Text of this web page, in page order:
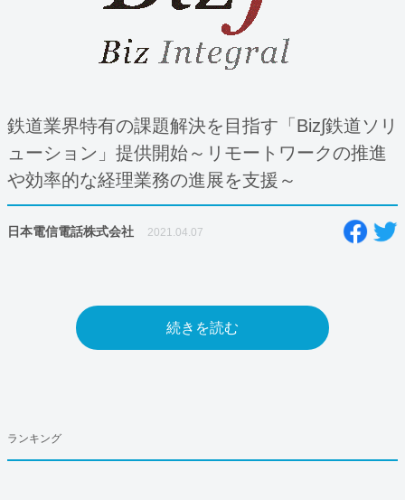
鉄道業界特有の課題解決を目指す「Biz∫鉄道ソリ
ューション」提供開始～リモートワークの推進
や効率的な経理業務の進展を支援～
日本電信電話株式会社 2021.04.07
続きを読む
ランキング